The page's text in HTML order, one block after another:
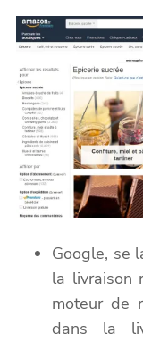
Google, se
la livraison
moteur de
dans la